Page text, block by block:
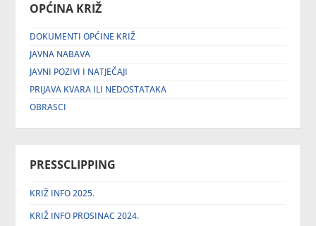
OPĆINA KRIŽ
DOKUMENTI OPĆINE KRIŽ
JAVNA NABAVA
JAVNI POZIVI I NATJEČAJI
PRIJAVA KVARA ILI NEDOSTATAKA
OBRASCI
PRESSCLIPPING
KRIŽ INFO 2025.
KRIŽ INFO PROSINAC 2024.